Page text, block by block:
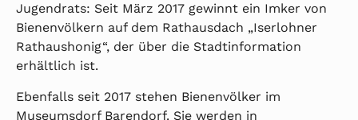
Jugendrats: Seit März 2017 gewinnt ein Imker von
Bienenvölkern auf dem Rathausdach „Iserlohner
Rathaushonig“, der über die Stadtinformation
erhältlich ist.
Ebenfalls seit 2017 stehen Bienenvölker im
Museumsdorf Barendorf. Sie werden in